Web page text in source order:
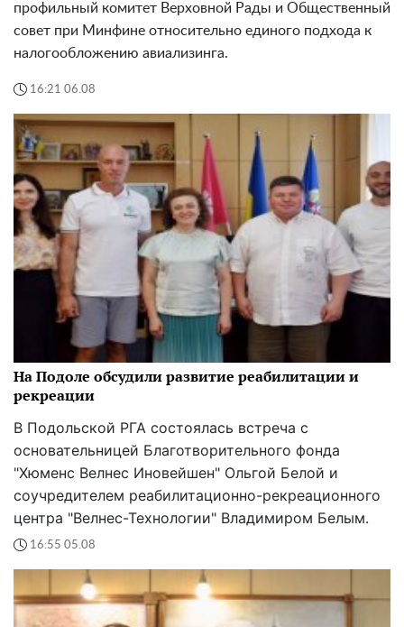
профильный комитет Верховной Рады и Общественный
совет при Минфине относительно единого подхода к
налогообложению авиализинга.
16:21 06.08
На Подоле обсудили развитие реабилитации и
рекреации
В Подольской РГА состоялась встреча с
основательницей Благотворительного фонда
"Хюменс Велнес Иновейшен" Ольгой Белой и
соучредителем реабилитационно-рекреационного
центра "Велнес-Технологии" Владимиром Белым.
16:55 05.08